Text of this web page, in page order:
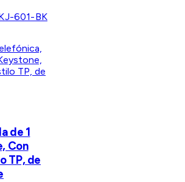
601-BK
de 1
Con
TP, de